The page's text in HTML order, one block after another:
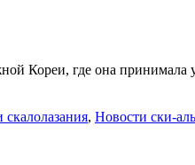
Кореи, где она
скалолазания, Новости ски-